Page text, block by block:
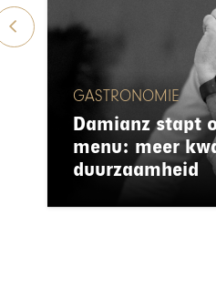
GASTRONOMIE
Damianz stapt
menu: meer
duurzaamheid